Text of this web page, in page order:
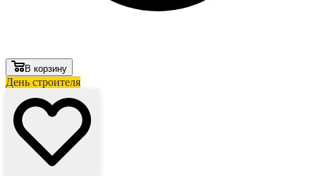
В корзину
День строителя